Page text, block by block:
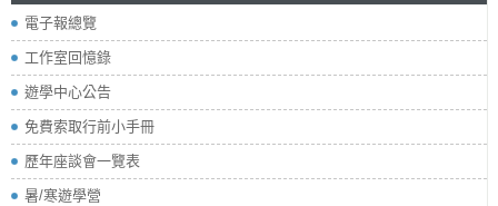
電子報總覽
工作室回憶錄
遊學中心公告
免費索取行前小手冊
歷年座談會一覽表
暑/寒遊學營